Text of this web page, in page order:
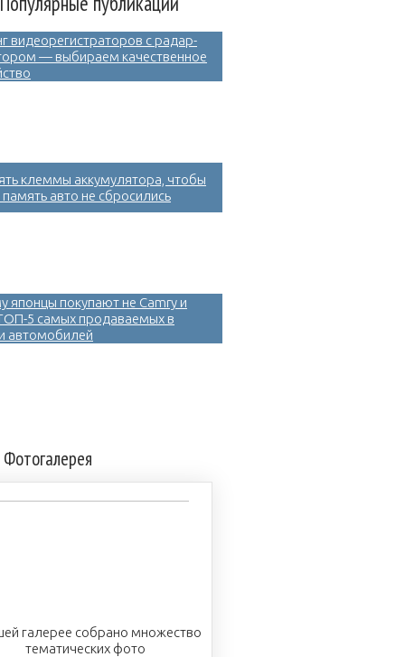
видеорегистраторов с радар-
— выбираем качественное
клеммы аккумулятора, чтобы
память авто не сбросились
японцы покупают не Camry и
5 самых продаваемых в
автомобилей
Фотогалерея
галерее собрано множество
тематических фото